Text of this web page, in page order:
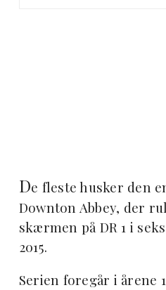
De fleste husker den
Downton Abbey, der
skærmen på DR 1 i
2015.
Serien foregår i årene